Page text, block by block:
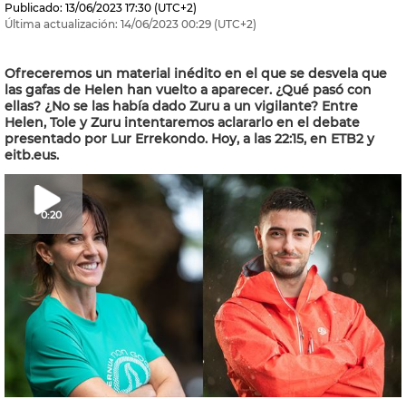
Publicado: 13/06/2023 17:30 (UTC+2)
Última actualización: 14/06/2023 00:29 (UTC+2)
Ofreceremos un material inédito en el que se desvela que
las gafas de Helen han vuelto a aparecer. ¿Qué pasó con
ellas? ¿No se las había dado Zuru a un vigilante? Entre
Helen, Tole y Zuru intentaremos aclararlo en el debate
presentado por Lur Errekondo. Hoy, a las 22:15, en ETB2 y
eitb.eus.
0:20